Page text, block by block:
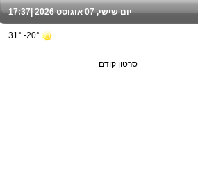
סרטון קודם
17:37 יום שישי, 07 אוגוסט 2026 |
20°- 31°